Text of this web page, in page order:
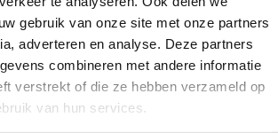
gebruik van onze site met onze partners
adverteren en analyse. Deze partners
combineren met andere informatie
verstrekt of die ze hebben verzameld op
van hun services.
DRUKT OP SNELLE
VOOR STIKSTOF
Vlaamse regering heeft beslist over